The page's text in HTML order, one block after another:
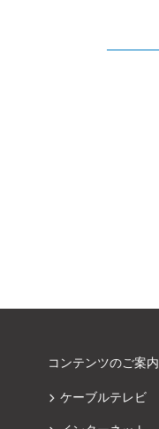
コンテンツのご案内
ケーブルテレビ